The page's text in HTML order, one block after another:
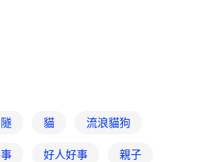
貓 流浪貓狗
好人好事 親子